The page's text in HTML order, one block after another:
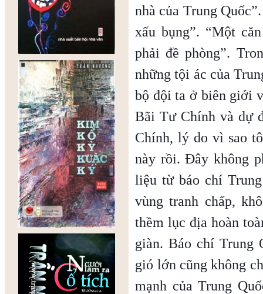
nhà của Trung
xấu bụng”. “Một
phải đề phòng”.
những tội ác của
bộ đội ta ở biên giới
Bãi Tư Chính và dự
Chính, lý do vì sao
này rồi. Đây không
liệu từ báo chí
vùng tranh chấp,
thềm lục địa hoàn
giàn. Báo chí Trung
gió lớn cũng không
mạnh của Trung